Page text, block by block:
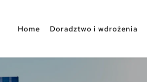
Home Doradztwo i wdrożenia